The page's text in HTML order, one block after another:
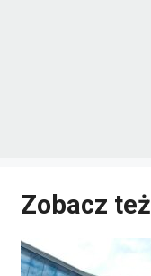
Zobacz też